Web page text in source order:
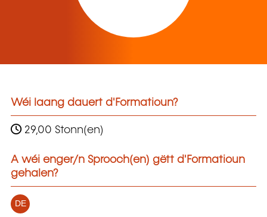
Wéi laang dauert d'Formatioun?
29,00 Stonn(en)
A wéi enger/n Sprooch(en) gëtt d'Formatioun
gehalen?
DE